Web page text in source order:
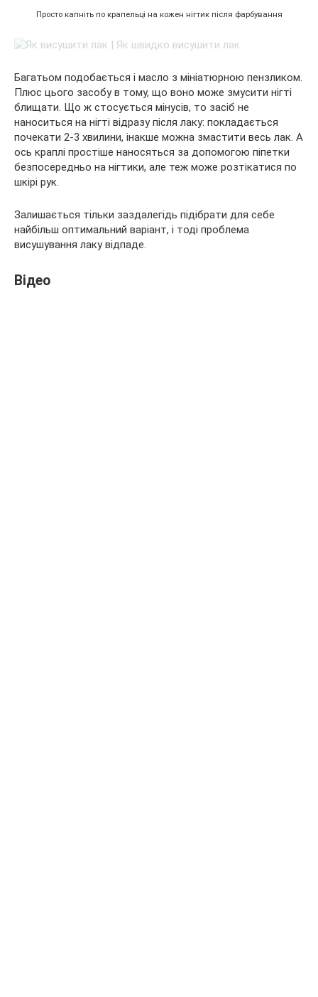
Просто капніть по крапельці на кожен нігтик після фарбування
Багатьом подобається і масло з мініатюрною пензликом.
Плюс цього засобу в тому, що воно може змусити нігті
блищати. Що ж стосується мінусів, то засіб не
наноситься на нігті відразу після лаку: покладається
почекати 2-3 хвилини, інакше можна змастити весь лак. А
ось краплі простіше наносяться за допомогою піпетки
безпосередньо на нігтики, але теж може розтікатися по
шкірі рук.
Залишається тільки заздалегідь підібрати для себе
найбільш оптимальний варіант, і тоді проблема
висушування лаку відпаде.
Відео